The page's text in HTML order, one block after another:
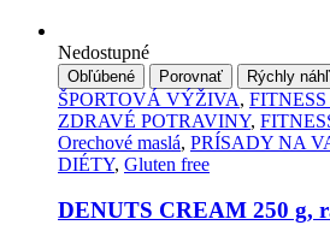
Nedostupné
Obľúbené Porovnať Rýchly
ŠPORTOVÁ VÝŽIVA,
ZDRAVÉ POTRAVINY,
Orechové maslá, PRÍSADY NA
DIÉTY, Gluten free
DENUTS CREAM 250 g,